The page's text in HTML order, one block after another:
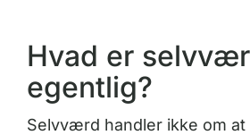
Hvad er
egentlig?
Selvværd handler ikke om